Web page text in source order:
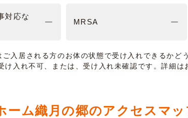
対応な
MRSA
入居される方のお体の状態で受け入れできるかど
入れ不可、または、受け入れ未確認です。詳細は
ーム織月の郷のアクセスマ